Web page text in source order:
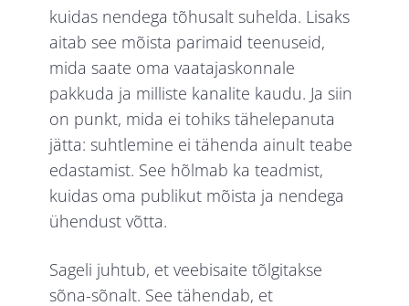
kuidas nendega tõhusalt suhelda. Lisaks
aitab see mõista parimaid teenuseid,
mida saate oma vaatajaskonnale
pakkuda ja milliste kanalite kaudu. Ja siin
on punkt, mida ei tohiks tähelepanuta
jätta: suhtlemine ei tähenda ainult teabe
edastamist. See hõlmab ka teadmist,
kuidas oma publikut mõista ja nendega
ühendust võtta.
Sageli juhtub, et veebisaite tõlgitakse
sõna-sõnalt. See tähendab, et